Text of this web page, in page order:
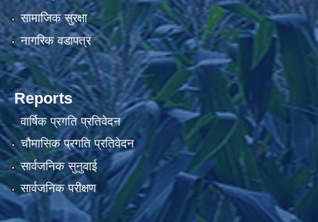
सामाजिक सुरक्षा
नागरिक वडापत्र
Reports
वार्षिक प्रगति प्रतिवेदन
चौमासिक प्रगति प्रतिवेदन
सार्वजनिक सुनुवाई
सार्वजनिक परीक्षण